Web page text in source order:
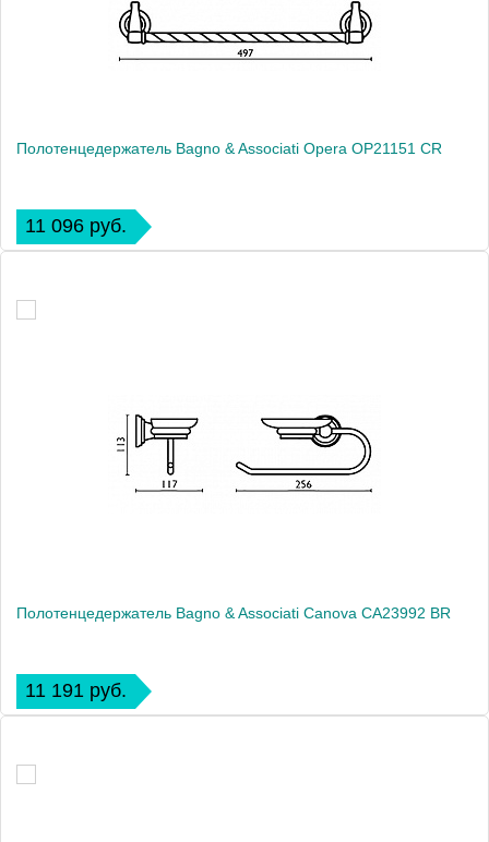
Полотенцедержатель Bagno & Associati Opera OP21151 CR
11 096 руб.
Полотенцедержатель Bagno & Associati Canova CA23992 BR
11 191 руб.